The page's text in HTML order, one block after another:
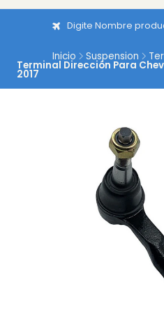
Digite Nombre
Inicio Suspension
Terminal Dirección Para
2017